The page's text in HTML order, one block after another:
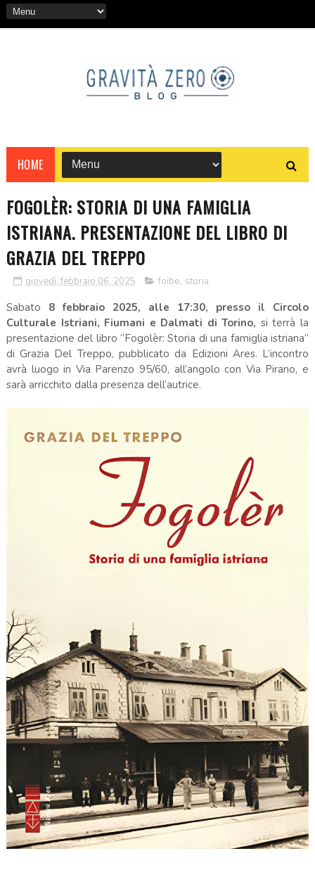
HOME
FOGOLÈR: STORIA DI UNA FAMIGLIA
ISTRIANA. PRESENTAZIONE DEL LIBRO DI
GRAZIA DEL TREPPO
giovedì, febbraio 06, 2025 foibe, storia
Sabato 8 febbraio 2025, alle 17:30, presso il Circolo
Culturale Istriani, Fiumani e Dalmati di Torino, si terrà la
presentazione del libro “Fogolèr: Storia di una famiglia istriana”
di Grazia Del Treppo, pubblicato da Edizioni Ares. L’incontro
avrà luogo in Via Parenzo 95/60, all’angolo con Via Pirano, e
sarà arricchito dalla presenza dell’autrice.